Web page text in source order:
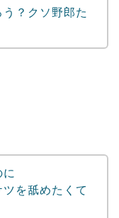
？クソ野郎た
を舐めたくて